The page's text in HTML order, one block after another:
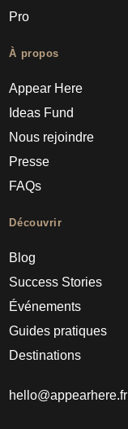
Pro
À propos
Appear Here
Ideas Fund
Nous rejoindre
Presse
FAQs
Découvrir
Blog
Success Stories
Événements
Guides pratiques
Destinations
hello@appearhere.fr